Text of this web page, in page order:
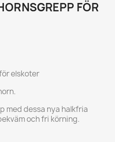
FÖR
elskoter
med dessa nya halkfria
och fri körning.